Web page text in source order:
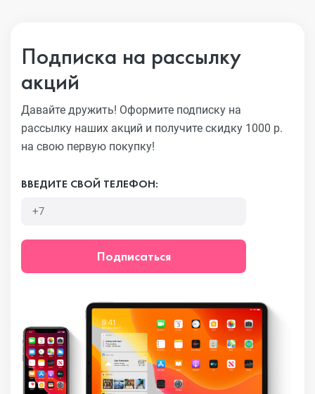
Подписка на рассылку
акций
Давайте дружить! Оформите подписку на
рассылку наших акций и получите скидку 1000 р.
на свою первую покупку!
ВВЕДИТЕ СВОЙ ТЕЛЕФОН:
Подписаться